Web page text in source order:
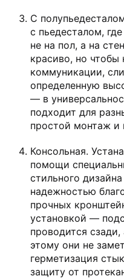
С
с пьедесталом,
не на пол, а на
красиво, но чтобы
коммуникации,
определенную
— в
подходит для
простой монтаж и
Консольная.
помощи
стильного
надежностью
прочных
установкой —
проводится сзади,
этому они не
герметизация
защиту от